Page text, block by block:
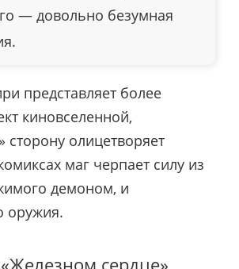
— довольно безумная
представляет более
киновселенной,
сторону олицетворяет
маг черпает силу из
демоном, и
оружия.
сердце»